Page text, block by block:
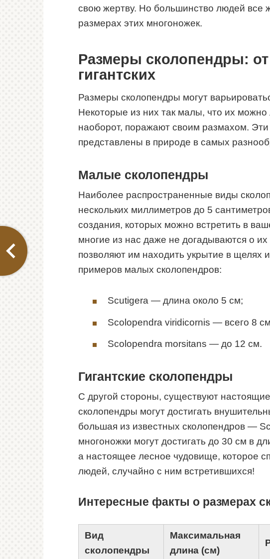
свою жертву. Но большинство людей все
размерах этих многоножек.
Размеры сколопендры:
гигантских
Размеры сколопендры могут
Некоторые из них так малы, что их можно
наоборот, поражают своим размахом.
представлены в природе в самых
Малые сколопендры
Наиболее распространенные виды
нескольких миллиметров до 5
создания, которых можно встретить в
многие из нас даже не догадываются о
позволяют им находить укрытие в щелях
примеров малых сколопендров:
Scutigera — длина около 5 см;
Scolopendra viridicornis — всего 8
Scolopendra morsitans — до 12 см.
Гигантские сколопендры
С другой стороны, существуют
сколопендры могут достигать
большая из известных сколопендров —
многоножки могут достигать до 30 см в
а настоящее лесное чудовище, которое
людей, случайно с ним встретившихся!
Интересные факты о размерах
Вид
сколопендры
Максимальная
длина (см)